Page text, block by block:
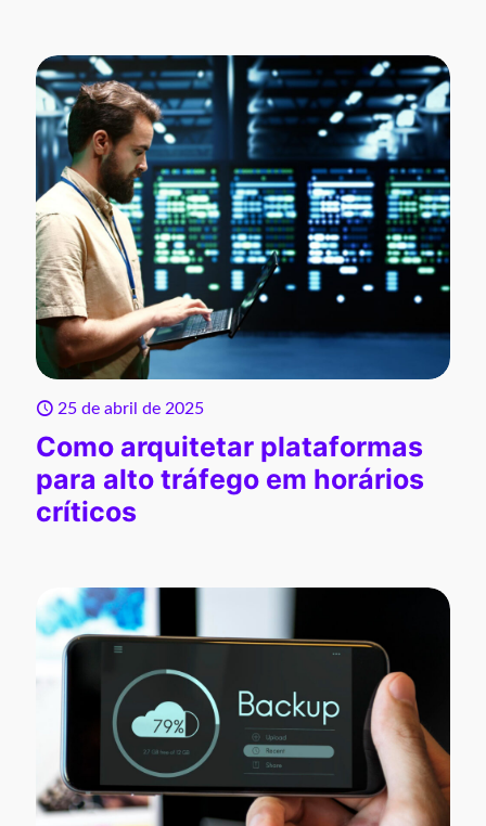
25 de abril de 2025
Como arquitetar plataformas
para alto tráfego em horários
críticos